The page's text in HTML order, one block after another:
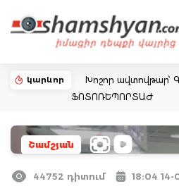
կարևոր
Խոշոր ավտովթար՝
ՖՈՏՈՌԵՊՈՐՏԱԺ
Շամշյան
44752 դիտում 18:04